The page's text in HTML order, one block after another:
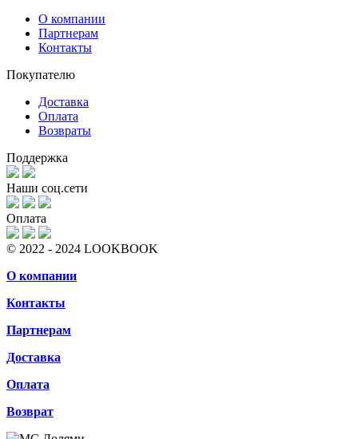
О компании
Партнерам
Контакты
Покупателю
Доставка
Оплата
Возвраты
Поддержка
Наши соц.сети
Оплата
© 2022 - 2024 LOOKBOOK
О компании
Контакты
Партнерам
Доставка
Оплата
Возврат